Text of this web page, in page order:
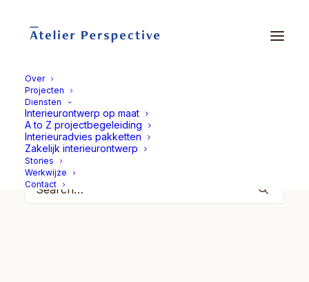
Over
Projecten
Diensten
Interieurontwerp op maat
A to Z projectbegeleiding
Interieuradvies pakketten
Zakelijk interieurontwerp
Stories
Werkwijze
Contact
Nothing Found
It seems we can’t find what you’re looking for. Perhaps
searching can help.